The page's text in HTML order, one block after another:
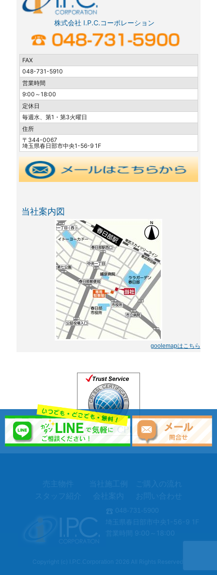
株式会社 I.P.C.コーポレーション
FAX
048-731-5910
営業時間
9:00～18:00
定休日
毎週水、第1・第3火曜日
住所
〒344-0067
埼玉県春日部市中央1-56-9 1F
当社案内図
goolemapはこちら
売主物件 当社施工例
ご購入の流れ
スタッフ紹介
会社案内 お問い合わせ
048-731-5900
埼玉県春日部市中央1-56-9 1F
営業時間 9:00～18:00
Copyright (c) I.P.C.Corporation 2026 All Rights Reserved.